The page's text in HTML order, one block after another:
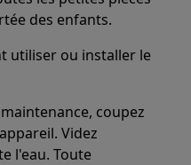
des enfants.
utiliser ou installer le
coupez
Videz
l'eau. Toute